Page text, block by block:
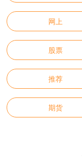
网上
股票
推荐
期货